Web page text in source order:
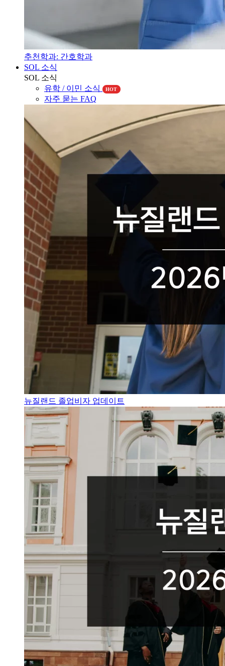
추천학과: 간호학과
SOL 소식
SOL 소식
유학 / 이민 소식
자주 묻는 FAQ
뉴질랜드 졸업비자 업데이트